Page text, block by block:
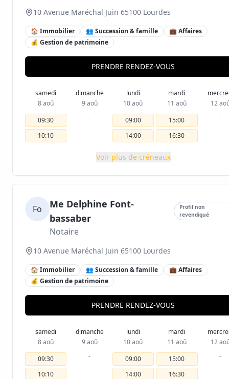
10 Avenue Maréchal Juin 65100 Lourdes
🏠 Immobilier 👥 Succession & famille
💼 Affaires
💰 Gestion de patrimoine
PRENDRE RENDEZ-VOUS
samedi
8 aoû
09:30
10:10
dimanche
9 aoû
-
lundi
10 aoû
09:00
14:00
mardi
11 aoû
15:00
16:30
12
-
Voir plus de créneaux
Fo
Me Delphine Font-
bassaber
Profil non
revendiqué
Notaire
10 Avenue Maréchal Juin 65100 Lourdes
🏠 Immobilier 👥 Succession & famille
💼 Affaires
💰 Gestion de patrimoine
PRENDRE RENDEZ-VOUS
samedi
8 aoû
09:30
10:10
dimanche
9 aoû
-
lundi
10 aoû
09:00
14:00
mardi
11 aoû
15:00
16:30
12
-